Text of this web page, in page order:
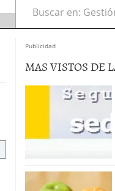
Buscar en:
Publicidad
MAS VISTOS DE